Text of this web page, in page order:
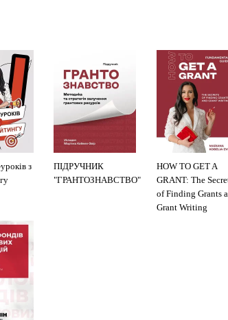
з
ПІДРУЧНИК
"ГРАНТОЗНАВСТВО"
HOW TO GET A
GRANT: The
of Finding Grants
Grant Writing